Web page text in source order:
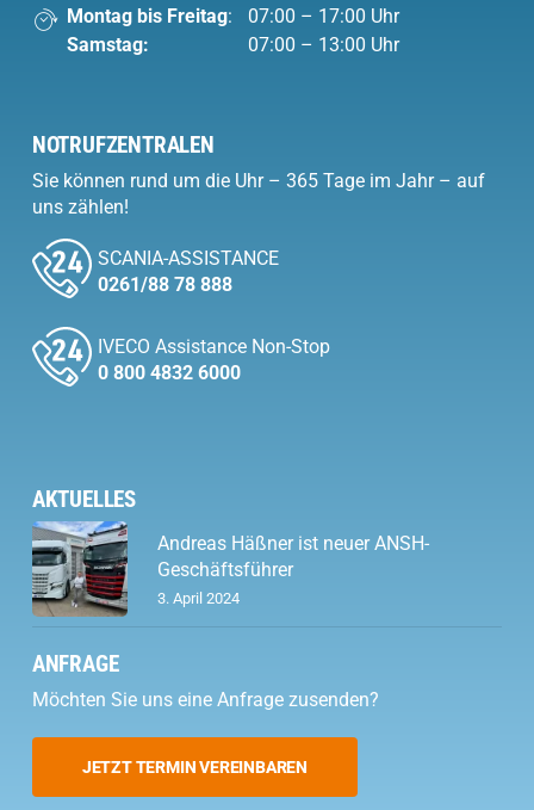
Montag bis Freitag:
07:00 – 17:00 Uhr
Samstag:
07:00 – 13:00 Uhr
NOTRUFZENTRALEN
Sie können rund um die Uhr – 365 Tage im Jahr – auf
uns zählen!
SCANIA-ASSISTANCE
0261/88 78 888
IVECO Assistance Non-Stop
0 800 4832 6000
AKTUELLES
Andreas Häßner ist neuer ANSH-
Geschäftsführer
3. April 2024
ANFRAGE
Möchten Sie uns eine Anfrage zusenden?
JETZT TERMIN VEREINBAREN